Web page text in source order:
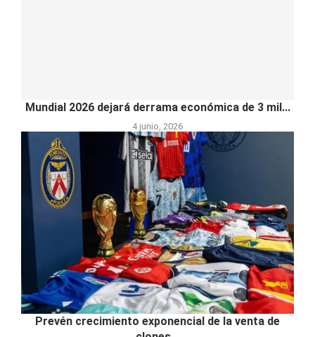
Mundial 2026 dejará derrama económica de 3 mil...
4 junio, 2026
Prevén crecimiento exponencial de la venta de